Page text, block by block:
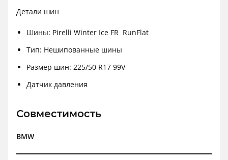
Детали шин
Шины: Pirelli Winter Ice FR RunFlat
Тип: Нешипованные шины
Размер шин: 225/50 R17 99V
Датчик давления
Совместимость
BMW